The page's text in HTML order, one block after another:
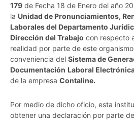
179 de Fecha 18 de Enero del año
la Unidad de Pronunciamientos,
Laborales del Departamento
Dirección del Trabajo con respecto
realidad por parte de este
conveniencia del Sistema de
Documentación Laboral
de la empresa Contaline.
Por medio de dicho oficio, esta
obtener una declaración por parte